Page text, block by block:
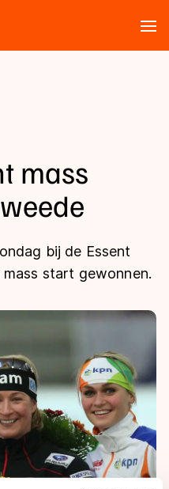
mass
bij de Essent
mass start gewonnen.